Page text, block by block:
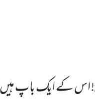
کے ایک باپ ہیں